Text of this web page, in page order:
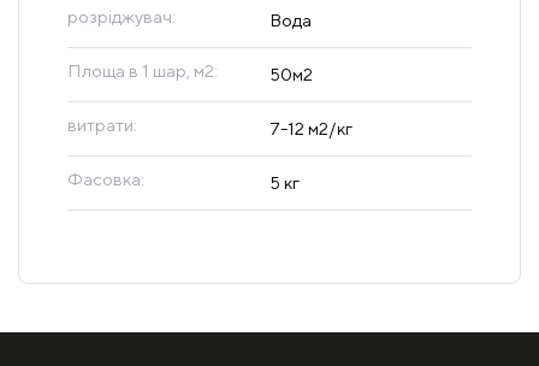
розріджувач: Вода
Площа в 1 шар, м2: 50м2
витрати: 7-12 м2/кг
Фасовка: 5 кг